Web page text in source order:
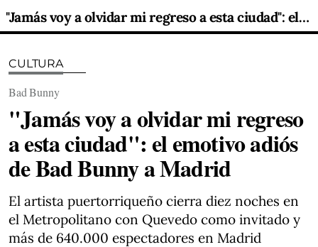
"Jamás voy a olvidar mi regreso a esta ciudad": el emotivo adiós de Bad Bunny a Madrid
CULTURA
Bad Bunny
"Jamás voy a olvidar mi regreso
a esta ciudad": el emotivo adiós
de Bad Bunny a Madrid
El artista puertorriqueño cierra diez noches en
el Metropolitano con Quevedo como invitado y
más de 640.000 espectadores en Madrid